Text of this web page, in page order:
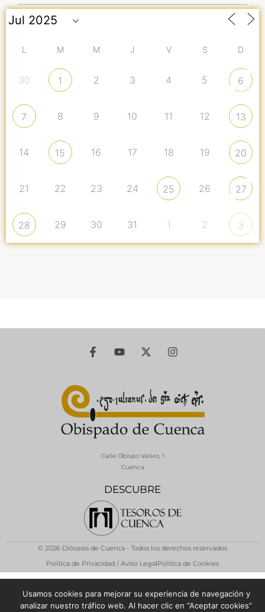
L M M J V S D
30 1 2 3 4 5 6
7 8 9 10 11 12 13
14 15 16 17 18 19 20
21 22 23 24 25 26 27
28 29 30 31 1 2 3
DESCUBRE
Calle Obispo Valero, 1
Cuenca
© 2026 Diócesis de Cuenca - Todos los derechos reservados
Política de Privacidad / Aviso LegalPolítica de Cookies
Usamos cookies para mejorar su experiencia de navegación y
analizar nuestro tráfico web. Al hacer clic en “Aceptar cookies”